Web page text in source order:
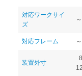
対応ワークサイ
ズ
対応フレーム
装置外寸